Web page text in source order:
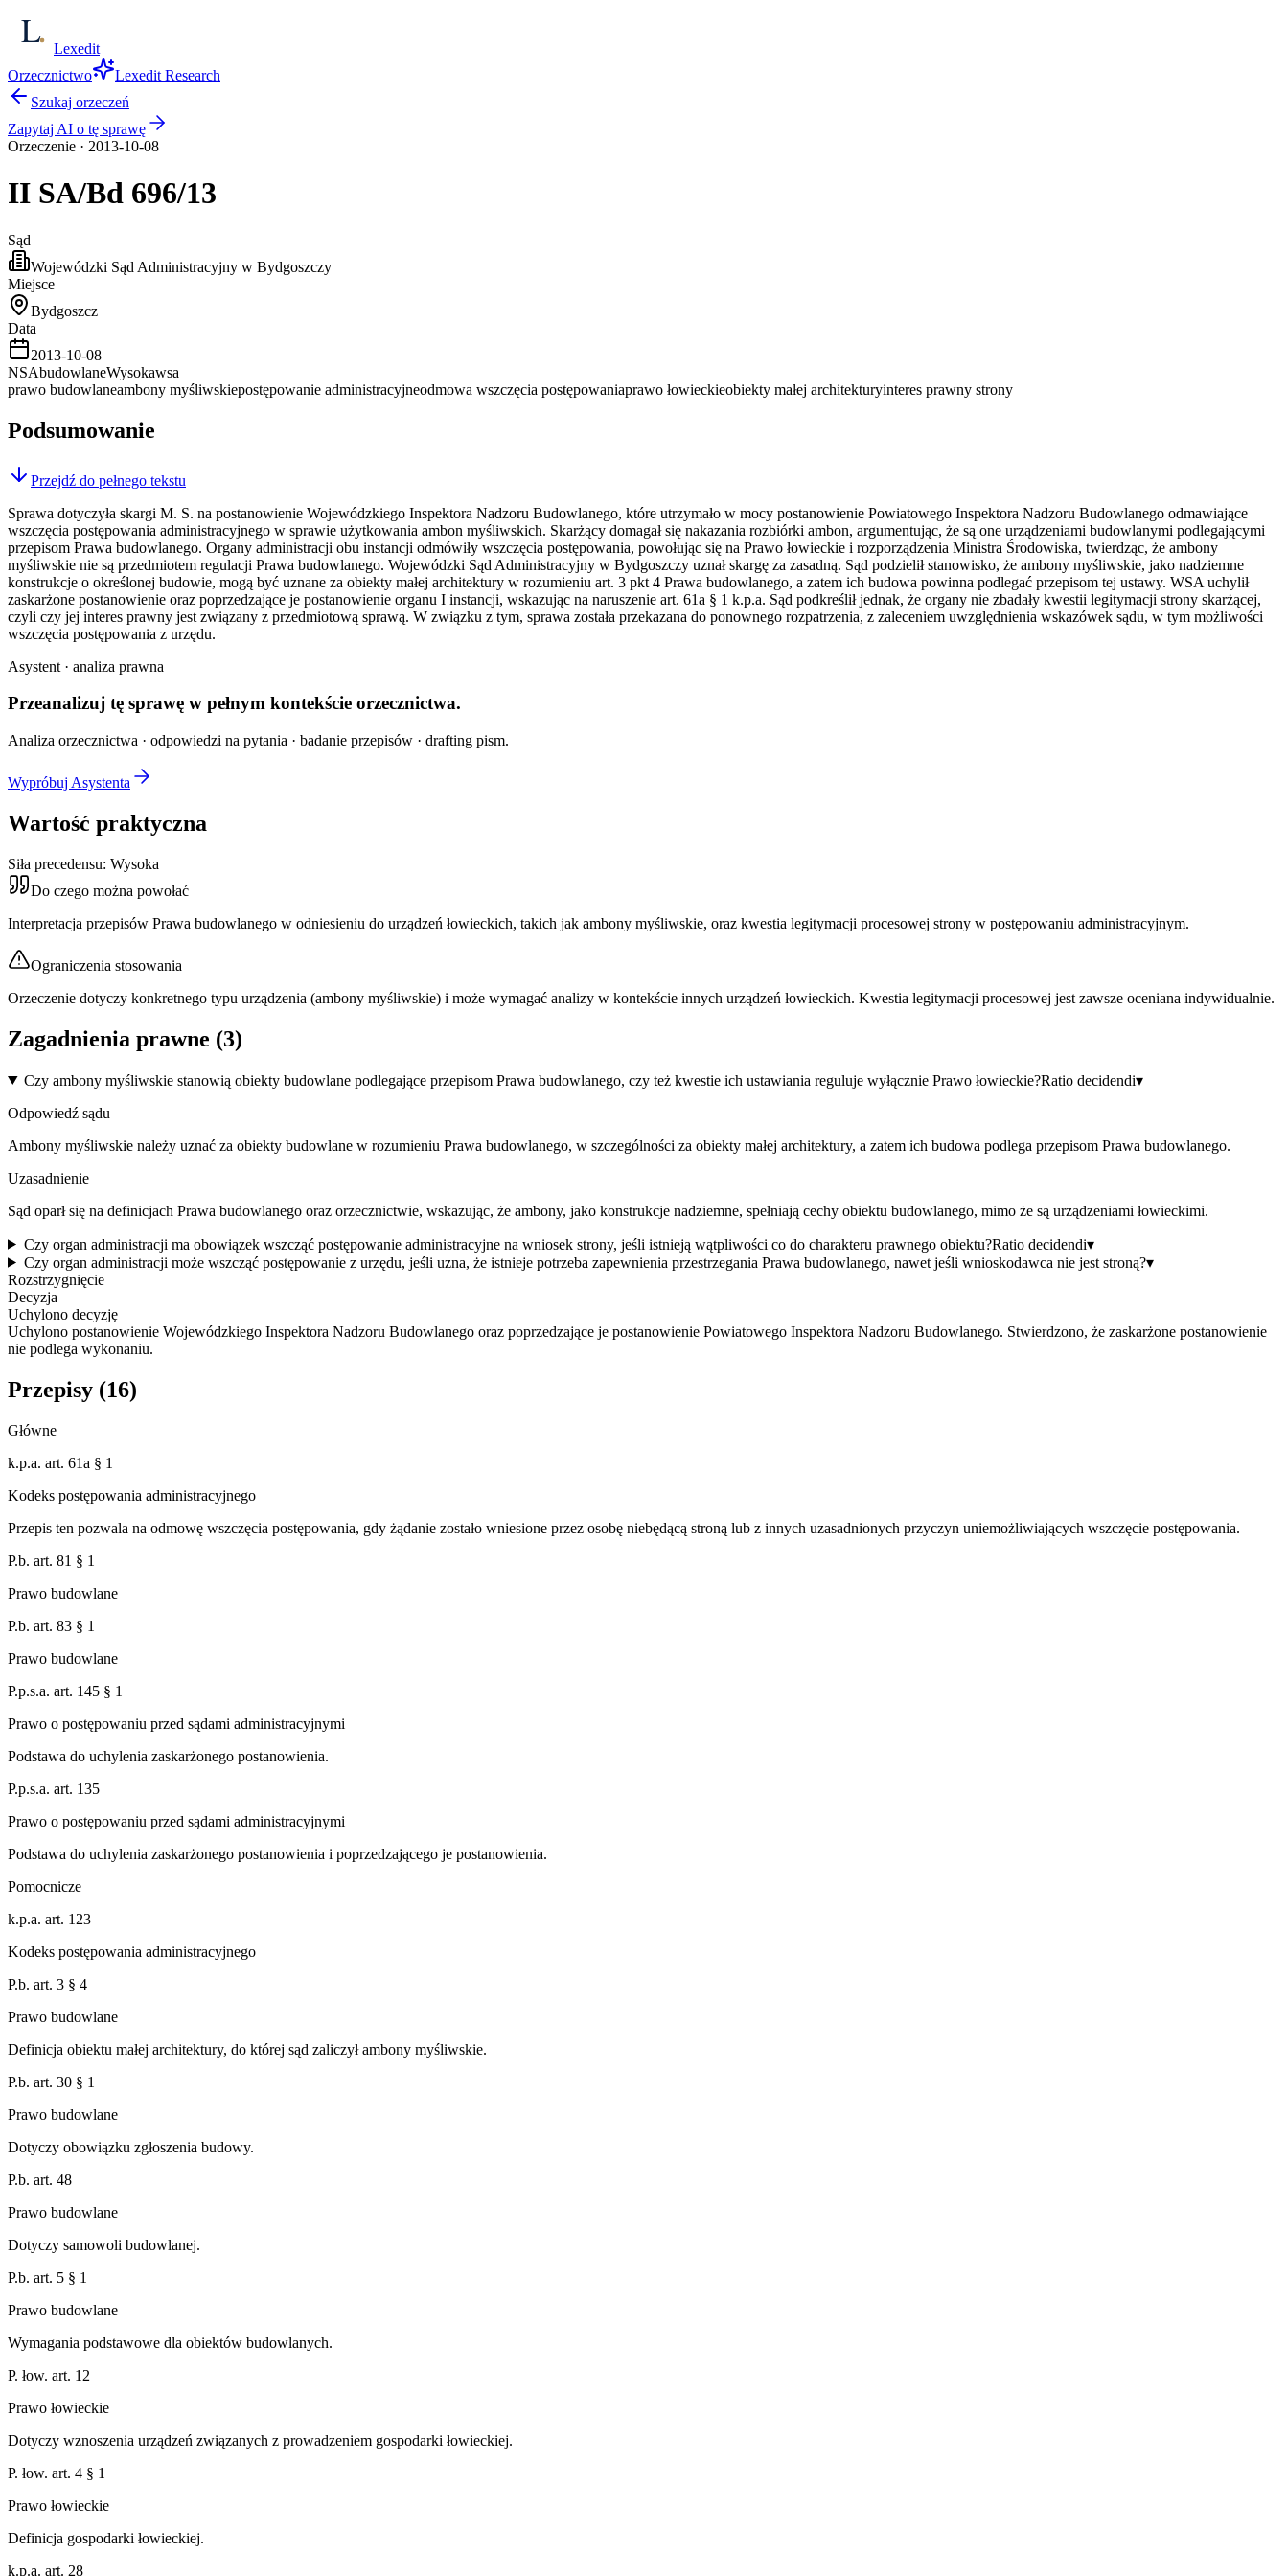
Lexedit
Orzecznictwo
Lexedit Research
Szukaj orzeczeń
Zapytaj AI o tę sprawę
Orzeczenie · 2013-10-08
II SA/Bd 696/13
Sąd
Wojewódzki Sąd Administracyjny w Bydgoszczy
Miejsce
Bydgoszcz
Data
2013-10-08
NSAbudowlaneWysokawsa
prawo budowlaneambony myśliwskiepostępowanie administracyjneodmowa wszczęcia postępowaniaprawo łowieckieobiekty małej architekturyinteres prawny strony
Podsumowanie
Przejdź do pełnego tekstu
Sprawa dotyczyła skargi M. S. na postanowienie Wojewódzkiego Inspektora Nadzoru Budowlanego, które utrzymało w mocy postanowienie Powiatowego Inspektora Nadzoru Budowlanego odmawiające
wszczęcia postępowania administracyjnego w sprawie użytkowania ambon myśliwskich. Skarżący domagał się nakazania rozbiórki ambon, argumentując, że są one urządzeniami budowlanymi podlegającymi
przepisom Prawa budowlanego. Organy administracji obu instancji odmówiły wszczęcia postępowania, powołując się na Prawo łowieckie i rozporządzenia Ministra Środowiska, twierdząc, że ambony
myśliwskie nie są przedmiotem regulacji Prawa budowlanego. Wojewódzki Sąd Administracyjny w Bydgoszczy uznał skargę za zasadną. Sąd podzielił stanowisko, że ambony myśliwskie, jako nadziemne
konstrukcje o określonej budowie, mogą być uznane za obiekty małej architektury w rozumieniu art. 3 pkt 4 Prawa budowlanego, a zatem ich budowa powinna podlegać przepisom tej ustawy. WSA uchylił
zaskarżone postanowienie oraz poprzedzające je postanowienie organu I instancji, wskazując na naruszenie art. 61a § 1 k.p.a. Sąd podkreślił jednak, że organy nie zbadały kwestii legitymacji strony skarżącej,
czyli czy jej interes prawny jest związany z przedmiotową sprawą. W związku z tym, sprawa została przekazana do ponownego rozpatrzenia, z zaleceniem uwzględnienia wskazówek sądu, w tym możliwości
wszczęcia postępowania z urzędu.
Asystent · analiza prawna
Przeanalizuj tę sprawę w pełnym kontekście orzecznictwa.
Analiza orzecznictwa · odpowiedzi na pytania · badanie przepisów · drafting pism.
Wypróbuj Asystenta
Wartość praktyczna
Siła precedensu: Wysoka
Do czego można powołać
Interpretacja przepisów Prawa budowlanego w odniesieniu do urządzeń łowieckich, takich jak ambony myśliwskie, oraz kwestia legitymacji procesowej strony w postępowaniu administracyjnym.
Ograniczenia stosowania
Orzeczenie dotyczy konkretnego typu urządzenia (ambony myśliwskie) i może wymagać analizy w kontekście innych urządzeń łowieckich. Kwestia legitymacji procesowej jest zawsze oceniana indywidualnie.
Zagadnienia prawne (3)
Czy ambony myśliwskie stanowią obiekty budowlane podlegające przepisom Prawa budowlanego, czy też kwestie ich ustawiania reguluje wyłącznie Prawo łowieckie?Ratio decidendi▾
Odpowiedź sądu
Ambony myśliwskie należy uznać za obiekty budowlane w rozumieniu Prawa budowlanego, w szczególności za obiekty małej architektury, a zatem ich budowa podlega przepisom Prawa budowlanego.
Uzasadnienie
Sąd oparł się na definicjach Prawa budowlanego oraz orzecznictwie, wskazując, że ambony, jako konstrukcje nadziemne, spełniają cechy obiektu budowlanego, mimo że są urządzeniami łowieckimi.
Czy organ administracji ma obowiązek wszcząć postępowanie administracyjne na wniosek strony, jeśli istnieją wątpliwości co do charakteru prawnego obiektu?Ratio decidendi▾
Czy organ administracji może wszcząć postępowanie z urzędu, jeśli uzna, że istnieje potrzeba zapewnienia przestrzegania Prawa budowlanego, nawet jeśli wnioskodawca nie jest stroną?▾
Rozstrzygnięcie
Decyzja
Uchylono decyzję
Uchylono postanowienie Wojewódzkiego Inspektora Nadzoru Budowlanego oraz poprzedzające je postanowienie Powiatowego Inspektora Nadzoru Budowlanego. Stwierdzono, że zaskarżone postanowienie
nie podlega wykonaniu.
Przepisy (16)
Główne
k.p.a. art. 61a § 1
Kodeks postępowania administracyjnego
Przepis ten pozwala na odmowę wszczęcia postępowania, gdy żądanie zostało wniesione przez osobę niebędącą stroną lub z innych uzasadnionych przyczyn uniemożliwiających wszczęcie postępowania.
P.b. art. 81 § 1
Prawo budowlane
P.b. art. 83 § 1
Prawo budowlane
P.p.s.a. art. 145 § 1
Prawo o postępowaniu przed sądami administracyjnymi
Podstawa do uchylenia zaskarżonego postanowienia.
P.p.s.a. art. 135
Prawo o postępowaniu przed sądami administracyjnymi
Podstawa do uchylenia zaskarżonego postanowienia i poprzedzającego je postanowienia.
Pomocnicze
k.p.a. art. 123
Kodeks postępowania administracyjnego
P.b. art. 3 § 4
Prawo budowlane
Definicja obiektu małej architektury, do której sąd zaliczył ambony myśliwskie.
P.b. art. 30 § 1
Prawo budowlane
Dotyczy obowiązku zgłoszenia budowy.
P.b. art. 48
Prawo budowlane
Dotyczy samowoli budowlanej.
P.b. art. 5 § 1
Prawo budowlane
Wymagania podstawowe dla obiektów budowlanych.
P. łow. art. 12
Prawo łowieckie
Dotyczy wznoszenia urządzeń związanych z prowadzeniem gospodarki łowieckiej.
P. łow. art. 4 § 1
Prawo łowieckie
Definicja gospodarki łowieckiej.
k.p.a. art. 28